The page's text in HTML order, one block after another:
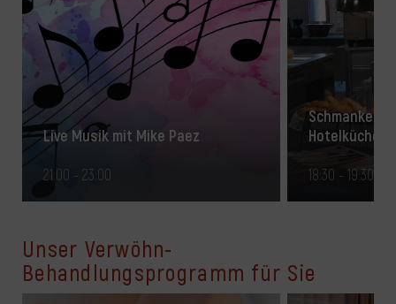
Live Musik mit Mike Paez
21:00 - 23:00
Hotelküche
18:30 - 19:30
Unser Verwöhn-
Behandlungsprogramm für Sie